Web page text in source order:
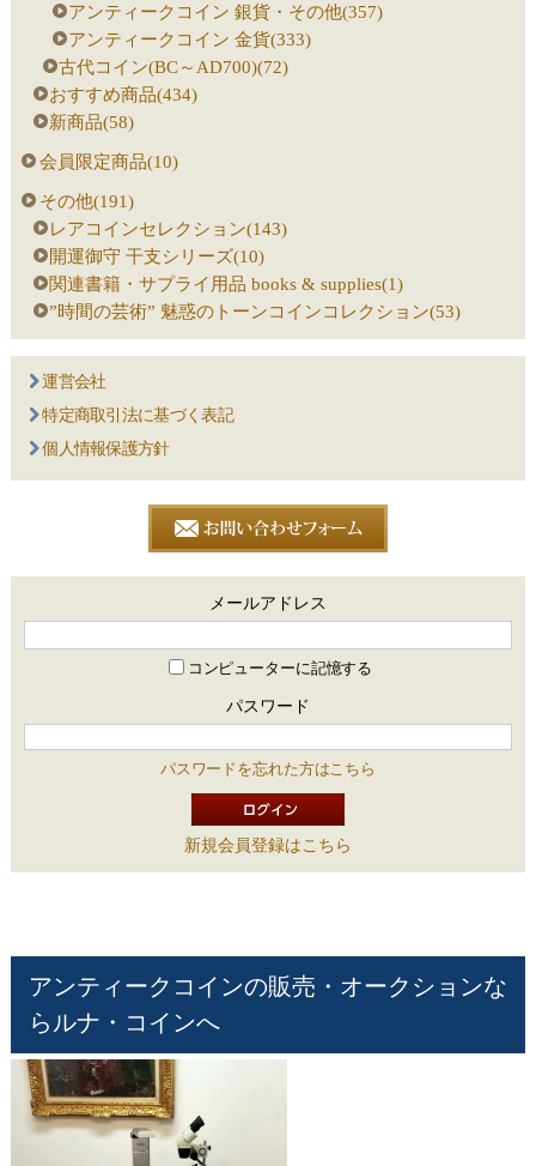
アンティークコイン 銀貨・その他(357)
アンティークコイン 金貨(333)
古代コイン(BC～AD700)(72)
おすすめ商品(434)
新商品(58)
会員限定商品(10)
その他(191)
レアコインセレクション(143)
開運御守 干支シリーズ(10)
関連書籍・サプライ用品 books & supplies(1)
”時間の芸術” 魅惑のトーンコインコレクション(53)
運営会社
特定商取引法に基づく表記
個人情報保護方針
メールアドレス
コンピューターに記憶する
パスワード
パスワードを忘れた方はこちら
新規会員登録はこちら
アンティークコインの販売・オークションな
らルナ・コインへ